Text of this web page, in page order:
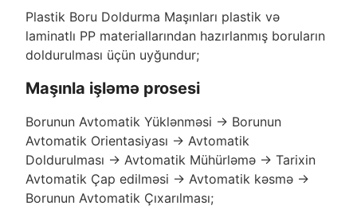
Plastik Boru Doldurma Maşınları plastik və
laminatlı PP materiallarından hazırlanmış boruların
doldurulması üçün uyğundur;
Maşınla işləmə prosesi
Borunun Avtomatik Yüklənməsi → Borunun
Avtomatik Orientasiyası → Avtomatik
Doldurulması → Avtomatik Mühürləmə → Tarixin
Avtomatik Çap edilməsi → Avtomatik kəsmə →
Borunun Avtomatik Çıxarılması;